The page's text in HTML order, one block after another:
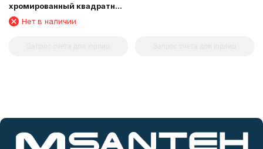
хромированный квадратный
напольный малый 11327A
Нет в наличии